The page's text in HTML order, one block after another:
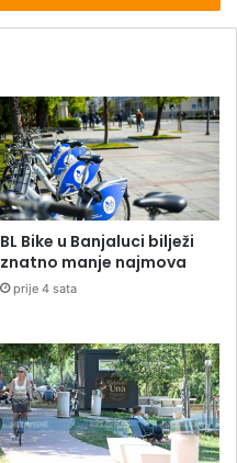
BL Bike u Banjaluci bilježi
znatno manje najmova
prije 4 sata